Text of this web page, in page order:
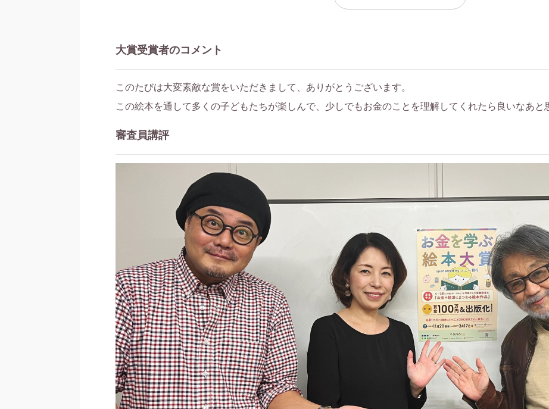
大賞受賞者のコメント
このたびは大変素敵な賞をいただきまして、ありがとうございます。
この絵本を通して多くの子どもたちが楽しんで、少しでもお金のことを理解してくれたら良いなあと
審査員講評